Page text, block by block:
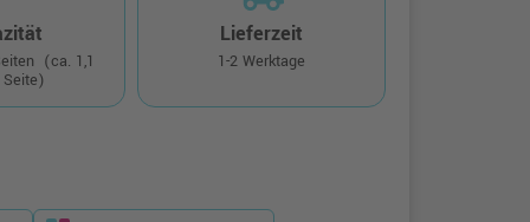
(ca. 1,1
Lieferzeit
1-2 Werktage